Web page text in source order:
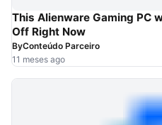
This Alienware Gaming PC
Off Right Now
ByConteúdo Parceiro
11 meses ago